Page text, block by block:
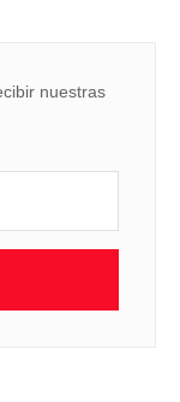
nuestras